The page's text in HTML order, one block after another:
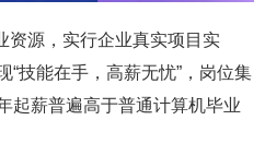
资源，实行企业真实项目实
“技能在手，高薪无忧”，岗位集
起薪普遍高于普通计算机毕业